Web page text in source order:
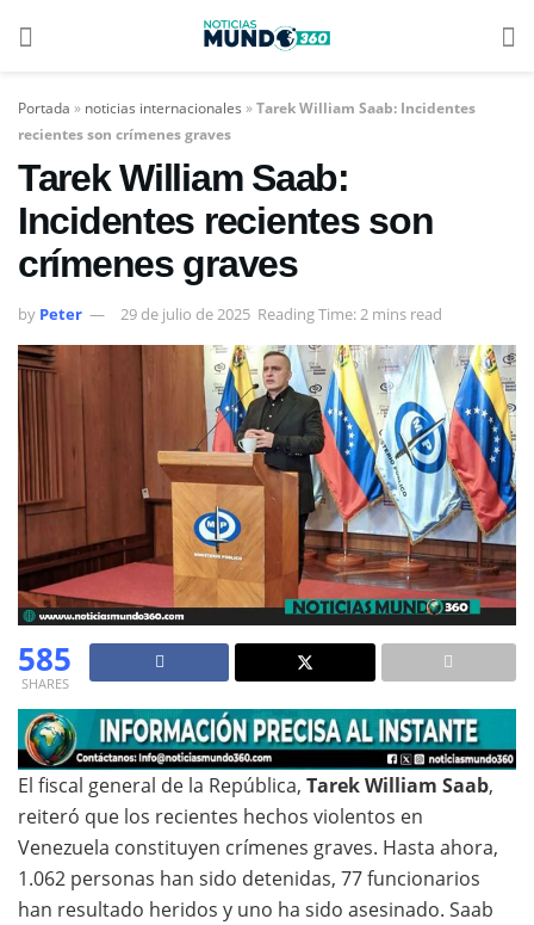
Portada » noticias internacionales »Tarek William Saab: Incidentes
recientes son crímenes graves
Tarek William Saab:
Incidentes recientes son
crímenes graves
by Peter 29 de julio de 2025 Reading Time: 2 mins read
585
SHARES
El fiscal general de la República, Tarek William Saab,
reiteró que los recientes hechos violentos en
Venezuela constituyen crímenes graves. Hasta ahora,
1.062 personas han sido detenidas, 77 funcionarios
han resultado heridos y uno ha sido asesinado. Saab